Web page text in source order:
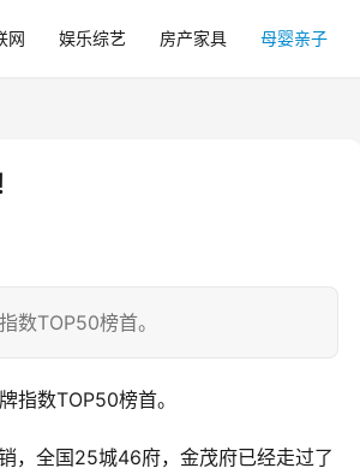
网 娱乐综艺 房产家具 母婴亲子
数TOP50榜首。
指数TOP50榜首。
，全国25城46府，金茂府已经走过了